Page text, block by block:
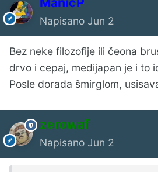
Napisano Jun 2
Bez neke filozofije ili čeona
drvo i cepaj, medijapan je i to
Posle dorada šmirglom,
zerowaf
Napisano Jun 2